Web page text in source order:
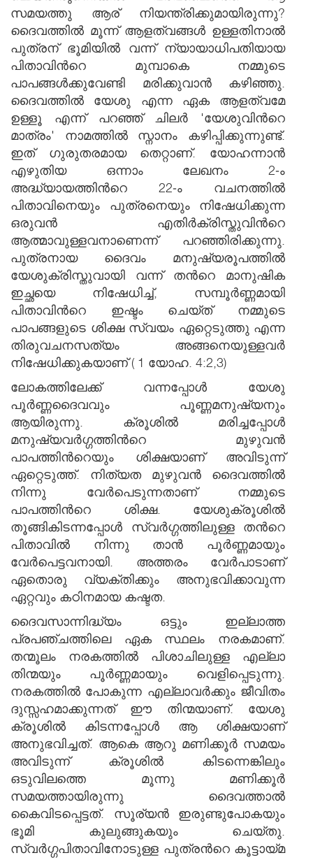
സമയത്തു ആര് നിയന്ത്രിക്കുമായിരുന്നു?
ദൈവത്തില്‍ മൂന്ന് ആളത്വങ്ങള്‍ ഉള്ളതിനാല്‍
പുത്രന് ഭൂമിയില്‍ വന്ന് ന്യായാധിപതിയായ
പിതാവിന്‍റെ മുമ്പാകെ നമ്മുടെ
പാപങ്ങള്‍ക്കുവേണ്ടി മരിക്കുവാന്‍ കഴിഞ്ഞു.
ദൈവത്തില്‍ യേശു എന്ന ഏക ആളത്വമേ
ഉള്ളൂ എന്ന് പറഞ്ഞ് ചിലര്‍ 'യേശുവിന്‍റെ
മാത്രം' നാമത്തില്‍ സ്നാനം കഴിപ്പിക്കുന്നുണ്ട്.
ഇത് ഗുരുതരമായ തെറ്റാണ്. യോഹന്നാന്‍
എഴുതിയ ഒന്നാം ലേഖനം 2-ം
അദ്ധ്യായത്തിന്‍റെ 22-ം വചനത്തില്‍
പിതാവിനെയും പുത്രനെയും നിഷേധിക്കുന്ന
ഒരുവന്‍ എതിര്‍ക്രിസ്തുവിന്‍റെ
ആത്മാവുള്ളവനാണെന്ന് പറഞ്ഞിരിക്കുന്നു.
പുത്രനായ ദൈവം മനുഷ്യരൂപത്തില്‍
യേശുക്രിസ്തുവായി വന്ന് തന്‍റെ മാനുഷിക
ഇച്ഛയെ നിഷേധിച്ച്, സമ്പൂര്‍ണ്ണമായി
പിതാവിന്‍റെ ഇഷ്ടം ചെയ്ത് നമ്മുടെ
പാപങ്ങളുടെ ശിക്ഷ സ്വയം ഏറ്റെടുത്തു എന്ന
തിരുവചനസത്യം അങ്ങനെയുള്ളവര്‍
നിഷേധിക്കുകയാണ് ( 1 യോഹ. 4:2,3)
ലോകത്തിലേക്ക് വന്നപ്പോള്‍ യേശു
പൂര്‍ണ്ണദൈവവും പൂണ്ണമനുഷ്യനും
ആയിരുന്നു. ക്രൂശില്‍ മരിച്ചപ്പോള്‍
മനുഷ്യവര്‍ഗ്ഗത്തിന്‍റെ മുഴുവന്‍
പാപത്തിന്‍റെയും ശിക്ഷയാണ് അവിടുന്ന്
ഏറ്റെടുത്ത്. നിത്യത മുഴുവന്‍ ദൈവത്തില്‍
നിന്നു വേര്‍പെടുന്നതാണ് നമ്മുടെ
പാപത്തിന്‍റെ ശിക്ഷ. യേശുക്രൂശില്‍
തൂങ്ങികിടന്നപ്പോള്‍ സ്വര്‍ഗ്ഗത്തിലുള്ള തന്‍റെ
പിതാവില്‍ നിന്നു താന്‍ പൂര്‍ണ്ണമായും
വേര്‍പെട്ടവനായി. അത്തരം വേര്‍പാടാണ്
ഏതൊരു വ്യക്തിക്കും അനുഭവിക്കാവുന്ന
ഏറ്റവും കഠിനമായ കഷ്ടത.
ദൈവസാന്നിദ്ധ്യം ഒട്ടും ഇല്ലാത്ത
പ്രപഞ്ചത്തിലെ ഏക സ്ഥലം നരകമാണ്.
തന്മൂലം നരകത്തില്‍ പിശാചിലുള്ള എല്ലാ
തിന്മയും പൂര്‍ണ്ണമായും വെളിപ്പെടുന്നു.
നരകത്തില്‍ പോകുന്ന എല്ലാവര്‍ക്കും ജീവിതം
ദുസ്സഹമാക്കുന്നത് ഈ തിന്മയാണ്. യേശു
ക്രൂശില്‍ കിടന്നപ്പോള്‍ ആ ശിക്ഷയാണ്
അനുഭവിച്ചത്. ആകെ ആറു മണിക്കൂര്‍ സമയം
അവിടുന്ന് ക്രൂശില്‍ കിടന്നെങ്കിലും
ഒടുവിലത്തെ മൂന്നു മണിക്കൂര്‍
സമയത്തായിരുന്നു ദൈവത്താല്‍
കൈവിടപ്പെട്ടത്. സൂര്യന്‍ ഇരുണ്ടുപോകയും
ഭൂമി കുലുങ്ങുകയും ചെയ്തു.
സ്വര്‍ഗ്ഗപിതാവിനോടുള്ള പുത്രന്‍റെ കൂട്ടായ്മ